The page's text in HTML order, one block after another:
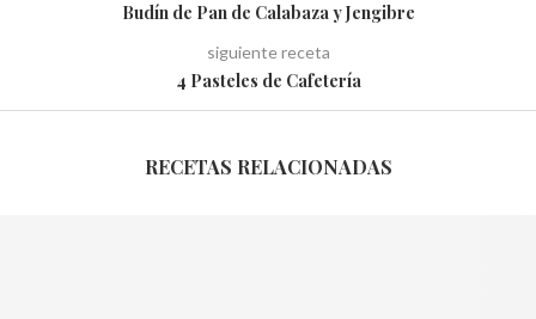
Budín de Pan de Calabaza y Jengibre
siguiente receta
4 Pasteles de Cafetería
RECETAS RELACIONADAS